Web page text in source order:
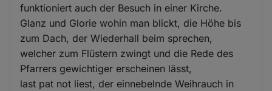
funktioniert auch der Besuch in einer Kirche.
Glanz und Glorie wohin man blickt, die Höhe bis
zum Dach, der Wiederhall beim sprechen,
welcher zum Flüstern zwingt und die Rede des
Pfarrers gewichtiger erscheinen lässt,
last pat not liest, der einnebelnde Weihrauch in